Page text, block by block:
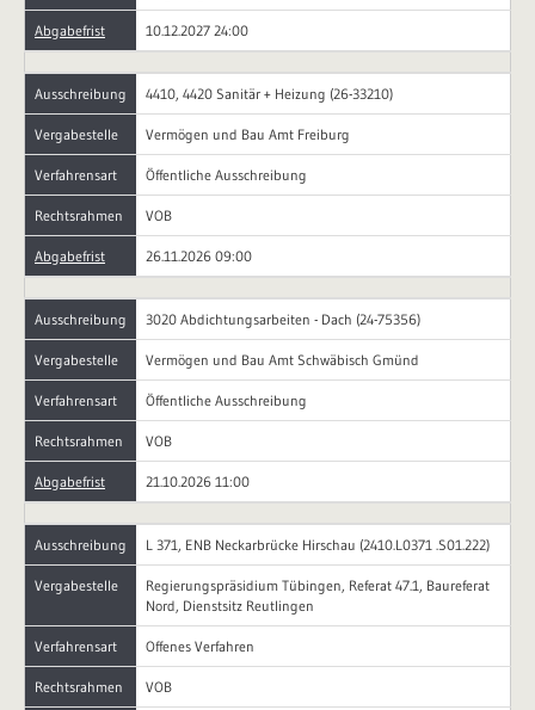
Abgabefrist 10.12.2027 24:00
Ausschreibung 4410, 4420 Sanitär + Heizung (26-33210)
Vergabestelle Vermögen und Bau Amt Freiburg
Verfahrensart Öffentliche Ausschreibung
Rechtsrahmen VOB
Abgabefrist 26.11.2026 09:00
Ausschreibung 3020 Abdichtungsarbeiten - Dach (24-75356)
Vergabestelle Vermögen und Bau Amt Schwäbisch Gmünd
Verfahrensart Öffentliche Ausschreibung
Rechtsrahmen VOB
Abgabefrist 21.10.2026 11:00
Ausschreibung L 371, ENB Neckarbrücke Hirschau (2410.L0371 .S01.222)
Vergabestelle
Regierungspräsidium Tübingen, Referat 47.1, Baureferat
Nord, Dienstsitz Reutlingen
Verfahrensart Offenes Verfahren
Rechtsrahmen VOB